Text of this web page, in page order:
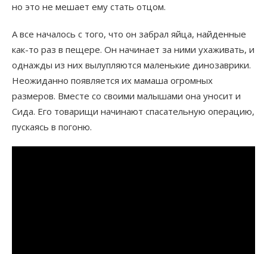
но это не мешает ему стать отцом.
А все началось с того, что он забрал яйца, найденные
как-то раз в пещере. Он начинает за ними ухаживать, и
однажды из них вылупляются маленькие динозаврики.
Неожиданно появляется их мамаша огромных
размеров. Вместе со своими малышами она уносит и
Сида. Его товарищи начинают спасательную операцию,
пускаясь в погоню.